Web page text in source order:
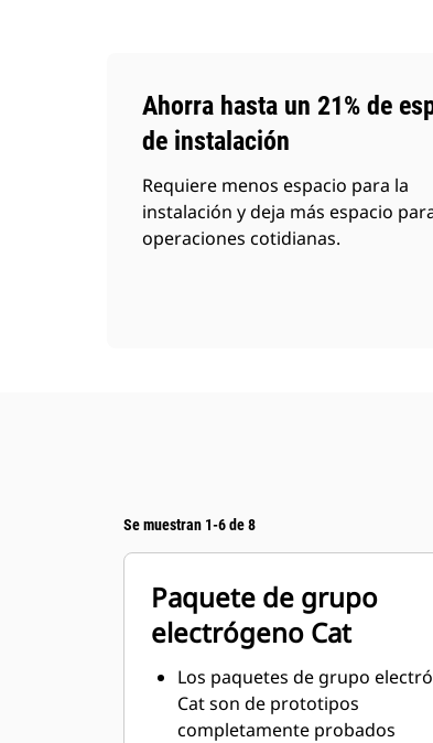
Ahorra hasta un 21% de
de instalación
Requiere menos espacio para la
instalación y deja más espacio
operaciones cotidianas.
Se muestran 1-6 de 8
Paquete de grupo
electrógeno Cat
Los paquetes de grupo
Cat son de prototipos
completamente probados